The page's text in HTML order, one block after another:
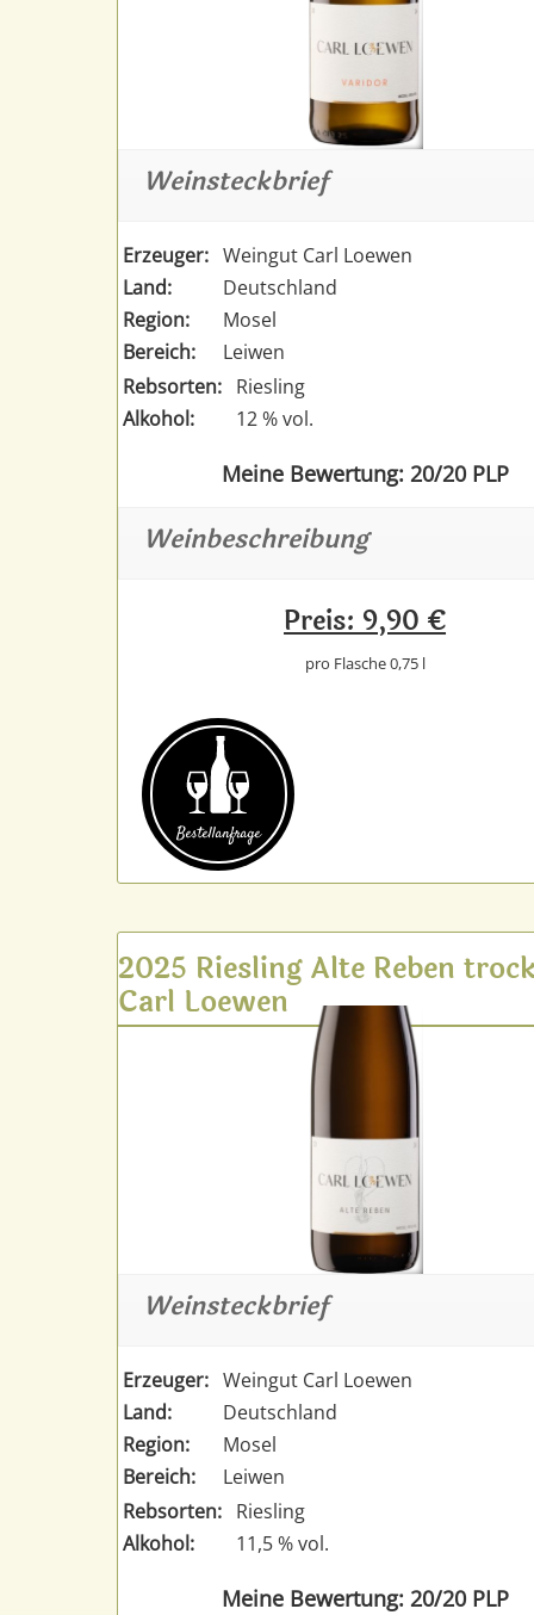
Weinsteckbrief
Erzeuger: Weingut Carl Loewen
Land:
Deutschland
Region:
Mosel
Bereich:
Leiwen
Rebsorten: Riesling
Alkohol:
12 % vol.
Meine Bewertung: 20/20 PLP
Weinbeschreibung
Preis: 9,90 €
pro Flasche 0,75 l
Bestell­anfrage
2025 Riesling Alte Reben
Carl Loewen
Weinsteckbrief
Erzeuger: Weingut Carl Loewen
Land:
Deutschland
Region:
Mosel
Bereich:
Leiwen
Rebsorten: Riesling
Alkohol:
11,5 % vol.
Meine Bewertung: 20/20 PLP